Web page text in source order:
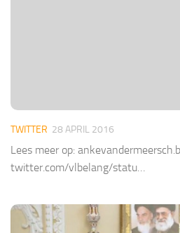
TWITTER 28 APRIL 2016
Lees meer op:
twitter.com/vlbelang/statu…